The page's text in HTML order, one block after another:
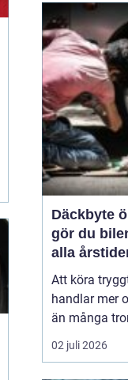
bilfärgen kan
hur en bil
stärka dess
Däckbyte
gör du
alla
Att köra
handlar mer
än många
däck, när de
de monteras
02 juli 2026